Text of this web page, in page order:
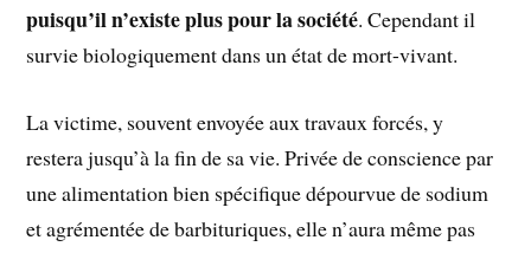
puisqu’il n’existe plus pour la société. Cependant il
survie biologiquement dans un état de mort-vivant.
La victime, souvent envoyée aux travaux forcés, y
restera jusqu’à la fin de sa vie. Privée de conscience par
une alimentation bien spécifique dépourvue de sodium
et agrémentée de barbituriques, elle n’aura même pas